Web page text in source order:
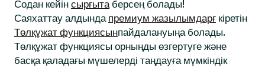
Содан кейін сырғытаберсең болады!
Саяхаттау алдында премиум жазылымдарғ кіретін
Төлқұжат функциясынпайдалануыңа болады.
Төлқұжат функциясы орныңды өзгертуге және
басқа қаладағы мүшелерді таңдауға мүмкіндік